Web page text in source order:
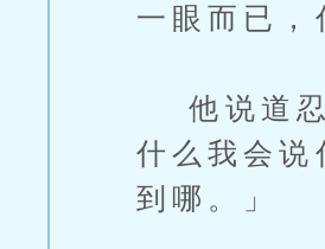
一眼而已
他说道忍
什么我会说
到哪。」